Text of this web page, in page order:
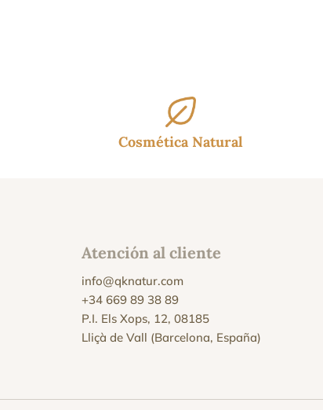
Cosmética Natural
Atención al cliente
info@qknatur.com
+34 669 89 38 89
P.I. Els Xops, 12, 08185
Lliçà de Vall (Barcelona, España)